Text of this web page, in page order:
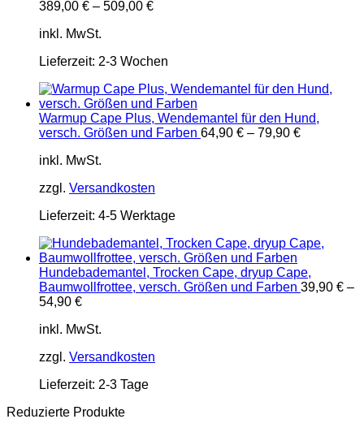
389,00 € – 509,00 €
inkl. MwSt.
Lieferzeit: 2-3 Wochen
Warmup Cape Plus, Wendemantel für den Hund,
versch. Größen und Farben 64,90 € – 79,90 €
inkl. MwSt.
zzgl. Versandkosten
Lieferzeit: 4-5 Werktage
Hundebademantel, Trocken Cape, dryup Cape,
Baumwollfrottee, versch. Größen und Farben 39,90 € –
54,90 €
inkl. MwSt.
zzgl. Versandkosten
Lieferzeit: 2-3 Tage
Reduzierte Produkte